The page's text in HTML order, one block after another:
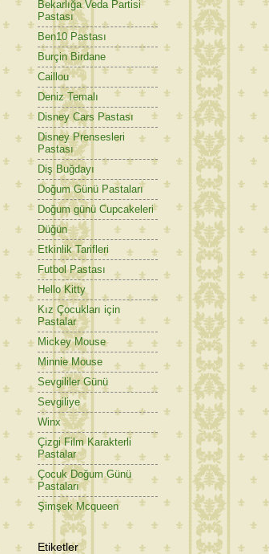
Bekarlığa Veda Partisi
Pastası
Ben10 Pastası
Burçin Birdane
Caillou
Deniz Temalı
Disney Cars Pastası
Disney Prensesleri
Pastası
Diş Buğdayı
Doğum Günü Pastaları
Doğum günü Cupcakeleri
Düğün
Etkinlik Tarifleri
Futbol Pastası
Hello Kitty
Kız Çocukları için
Pastalar
Mickey Mouse
Minnie Mouse
Sevgililer Günü
Sevgiliye
Winx
Çizgi Film Karakterli
Pastalar
Çocuk Doğum Günü
Pastaları
Şimşek Mcqueen
Etiketler